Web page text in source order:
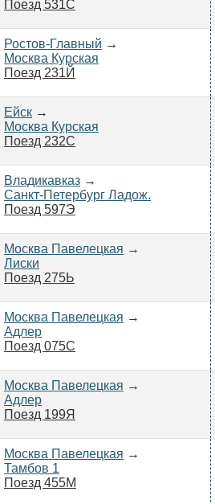
Поезд 531С
Ростов-Главный →
Москва Курская
Поезд 231Й
Ейск →
Москва Курская
Поезд 232С
Владикавказ →
Санкт-Петербург Ладож.
Поезд 597Э
Москва Павелецкая →
Лиски
Поезд 275Ь
Москва Павелецкая →
Адлер
Поезд 075С
Москва Павелецкая →
Адлер
Поезд 199Я
Москва Павелецкая →
Тамбов 1
Поезд 455М